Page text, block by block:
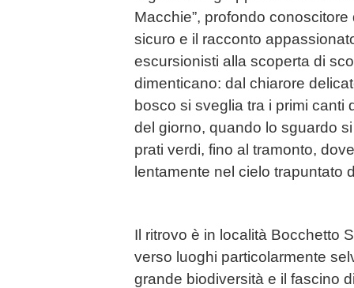
Macchie”, profondo
sicuro e il racconto
escursionisti alla scoperta di
dimenticano: dal chiarore
bosco si sveglia tra i primi canti
del giorno, quando lo sguardo
prati verdi, fino al tramonto,
lentamente nel cielo trapuntato
Il ritrovo è in località Bocchetto
verso luoghi particolarmente
grande biodiversità e il fascino